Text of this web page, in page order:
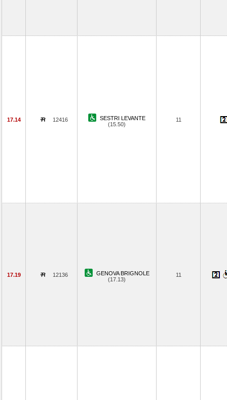
17.14 12416
SESTRI LEVANTE
(15.50)
11
17.19 12136
GENOVA BRIGNOLE
(17.13)
11